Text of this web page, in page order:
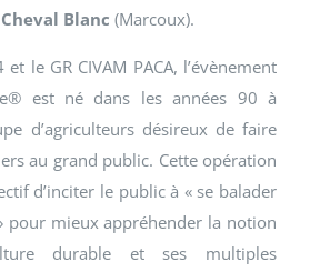
Blanc (Marcoux).
le GR CIVAM PACA, l’évènement
est né dans les années 90 à
d’agriculteurs désireux de faire
au grand public. Cette opération
d’inciter le public à « se balader
pour mieux appréhender la notion
durable et ses multiples